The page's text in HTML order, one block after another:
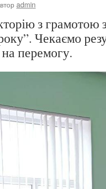
admin
з грамотою
Чекаємо
на перемогу.